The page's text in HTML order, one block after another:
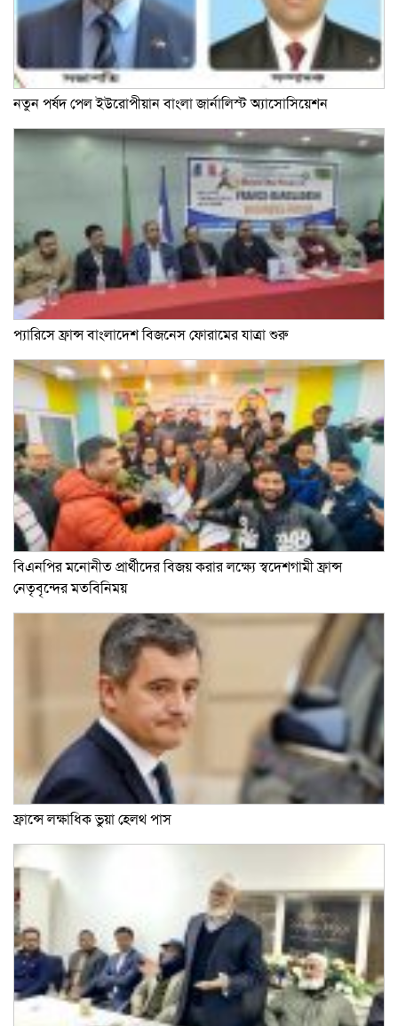
নতুন পর্ষদ পেল ইউরোপীয়ান বাংলা জার্নালিস্ট অ্যাসোসিয়েশন
প্যারিসে ফ্রান্স বাংলাদেশ বিজনেস ফোরামের যাত্রা শুরু
বিএনপির মনোনীত প্রার্থীদের বিজয় করার লক্ষ্যে স্বদেশগামী ফ্রান্স
নেতৃবৃন্দের মতবিনিময়
ফ্রান্সে লক্ষাধিক ভুয়া হেলথ পাস